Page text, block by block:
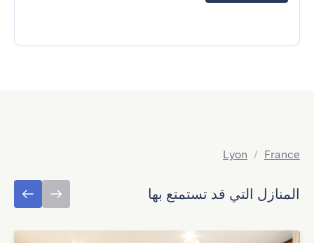
France
/
Lyon
المنازل التي قد تستمتع بها